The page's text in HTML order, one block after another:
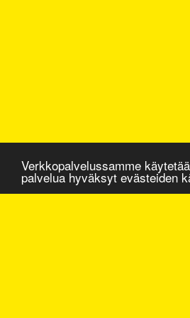
Verkkopalvelussamme
palvelua hyväksyt evästeiden